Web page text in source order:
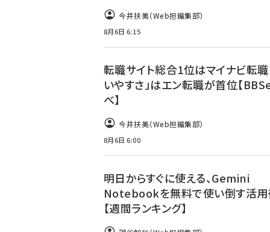
今井扶美（Web担編集部）
8月6日 6:15
転職サイト総合1位はマイナビ転職
いやすさ」はエン転職が首位【
べ】
今井扶美（Web担編集部）
8月6日 6:00
明日からすぐに使える、Gemini
Notebookを無料で使い倒す活
【週間ランキング】